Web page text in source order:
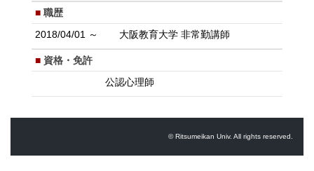
職歴
2018/04/01 ～
大阪教育大学 非常勤講師
資格・免許
公認心理師
© Ritsumeikan Univ. All rights reserved.